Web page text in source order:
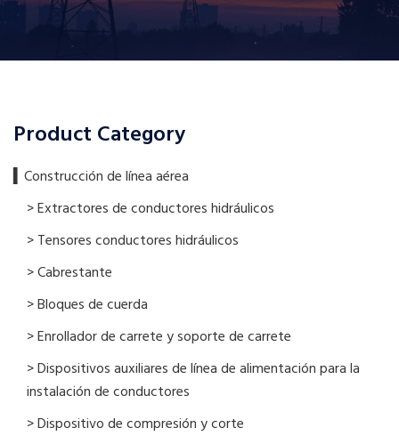
Product Category
▍​Construcción de línea aérea
> Extractores de conductores hidráulicos
> Tensores conductores hidráulicos
> Cabrestante
> Bloques de cuerda
> Enrollador de carrete y soporte de carrete
> Dispositivos auxiliares de línea de alimentación para la
instalación de conductores
> Dispositivo de compresión y corte